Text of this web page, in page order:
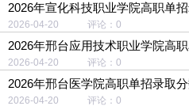
2026年宣化科技职业学院高职单
2026-04-20 评论：0
2026年邢台应用技术职业学院高
2026-04-20 评论：0
2026年邢台医学院高职单招录取
2026-04-20 评论：0